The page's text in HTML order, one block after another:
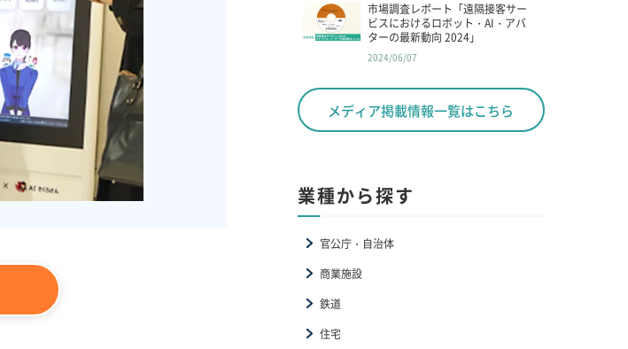
市場調査レポート「遠隔接客サー
ビスにおけるロボット・AI・アバ
ターの最新動向 2024」
2024/06/07
メディア掲載情報一覧はこちら
業種から探す
官公庁・自治体
商業施設
鉄道
住宅